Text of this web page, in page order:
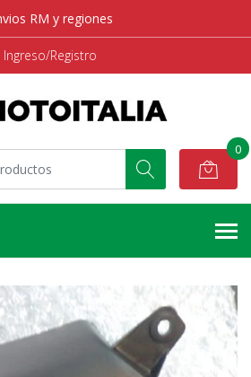
RM y regiones
Ingreso/Registro
0